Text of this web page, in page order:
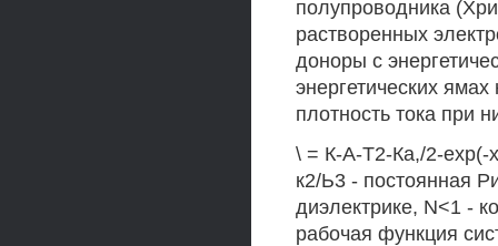
полупроводника
растворенных
доноры с
энергетических
плотность тока при
\ = К-А-Т2-Ка,/2-ехр(-
к2/Ь3 - постоянная
диэлектрике, N<1 -
рабочая функция